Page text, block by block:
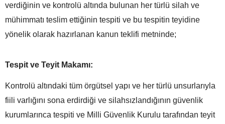
verdiğinin ve kontrolü altında bulunan her türlü silah ve
mühimmatı teslim ettiğinin tespiti ve bu tespitin teyidine
yönelik olarak hazırlanan kanun teklifi metninde;
Tespit ve Teyit Makamı:
Kontrolü altındaki tüm örgütsel yapı ve her türlü unsurlarıyla
fiili varlığını sona erdirdiği ve silahsızlandığının güvenlik
kurumlarınca tespiti ve Milli Güvenlik Kurulu tarafından teyit